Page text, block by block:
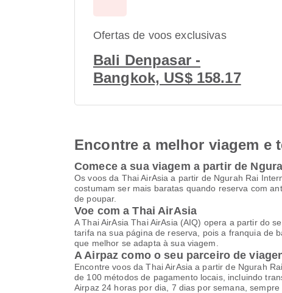
Ofertas de voos exclusivas
Bali Denpasar -
Bangkok, US$ 158.17
Encontre a melhor viagem e
Comece a sua viagem a partir de
Os voos da Thai AirAsia a partir de Ngurah Rai
costumam ser mais baratas quando reserva com
de poupar.
Voe com a Thai AirAsia
A Thai AirAsia Thai AirAsia (AIQ) opera a partir do
tarifa na sua página de reserva, pois a franquia de
que melhor se adapta à sua viagem.
A Airpaz como o seu parceiro de
Encontre voos da Thai AirAsia a partir de Ngurah
de 100 métodos de pagamento locais, incluindo
Airpaz 24 horas por dia, 7 dias por semana, sempre